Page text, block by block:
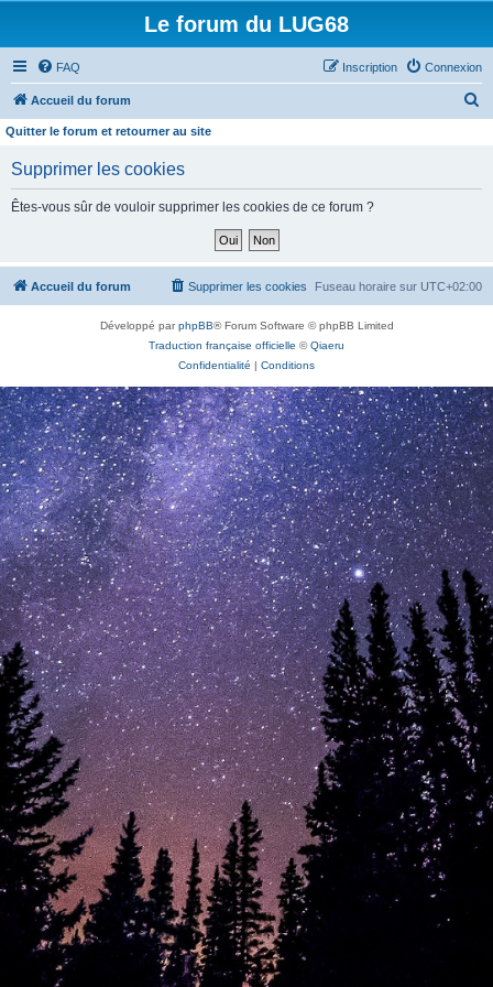
Le forum du LUG68
FAQ Connexion
Inscription
Accueil du forum
h
Quitter le forum et retourner au site
Supprimer les cookies
Êtes-vous sûr de vouloir supprimer les cookies de ce forum ?
Accueil du forum Fuseau horaire sur UTC+02:00
Supprimer les cookies
Développé parphpBB® Forum Software © phpBB Limited
Traduction française officielle ©Qiaeru
Confidentialité | Conditions